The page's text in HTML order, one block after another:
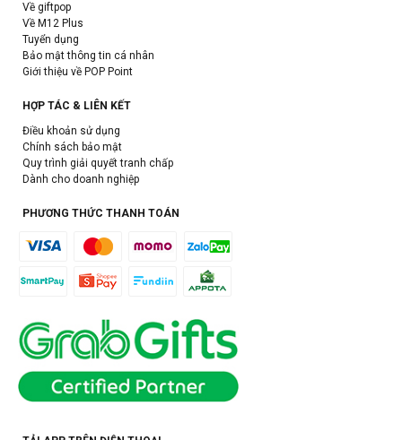
Về giftpop
Về M12 Plus
Tuyển dụng
Bảo mật thông tin cá nhân
Giới thiệu về POP Point
HỢP TÁC & LIÊN KẾT
Điều khoản sử dụng
Chính sách bảo mật
Quy trình giải quyết tranh chấp
Dành cho doanh nghiệp
PHƯƠNG THỨC THANH TOÁN